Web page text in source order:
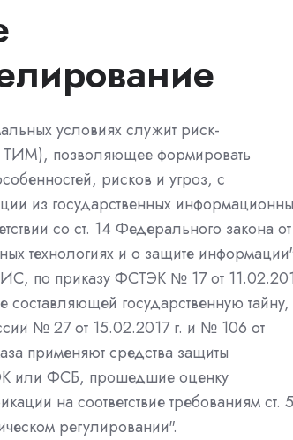
условиях служит риск-
позволяющее формировать
рисков и угроз, с
из государственных
со ст. 14 Федерального закона от
технологиях и о защите
по приказу ФСТЭК № 17 от
государственную тайну,
№ 27 от 15.02.2017 г. и № 106 от
применяют средства защиты
или ФСБ, прошедшие оценку
на соответствие требованиям ст. 5
регулировании".